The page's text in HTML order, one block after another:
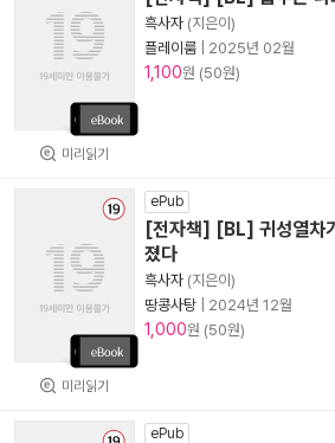
미리읽기
흑사자 (지은이)
플레이룸
2025년 02월
1,100원 (50원)
미리읽기
ePub
[전자책] [BL] 귀성열차
졌다
흑사자 (지은이)
땅콩사탕
2024년 12월
1,000원 (50원)
ePub